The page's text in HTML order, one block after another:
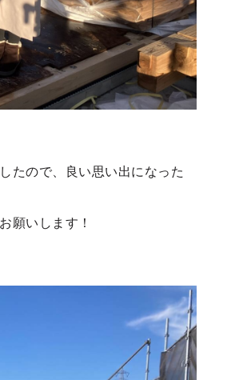
たので、良い思い出になった
願いします！